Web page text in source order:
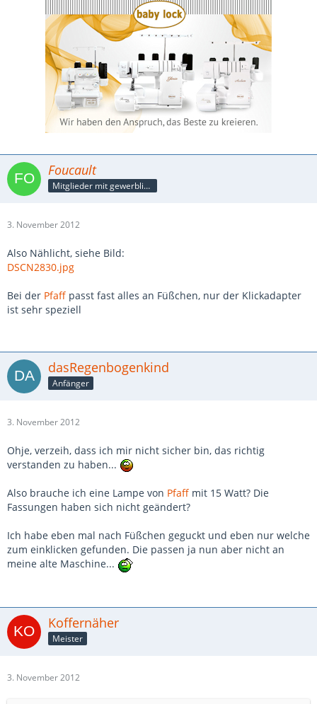
Foucault
Mitglieder mit gewerblicher Verbindung, auch als Mitarbeiter/in
3. November 2012
Also Nählicht, siehe Bild:
DSCN2830.jpg
Bei der Pfaff passt fast alles an Füßchen, nur der Klickadapter
ist sehr speziell
dasRegenbogenkind
Anfänger
3. November 2012
Ohje, verzeih, dass ich mir nicht sicher bin, das richtig
verstanden zu haben...
Also brauche ich eine Lampe von Pfaff mit 15 Watt? Die
Fassungen haben sich nicht geändert?
Ich habe eben mal nach Füßchen geguckt und eben nur welche
zum einklicken gefunden. Die passen ja nun aber nicht an
meine alte Maschine...
Koffernäher
Meister
3. November 2012